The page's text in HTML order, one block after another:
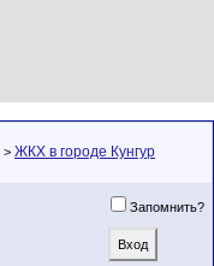
> ЖКХ в городе Кунгур
Запомнить?